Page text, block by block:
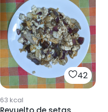
42
63 kcal